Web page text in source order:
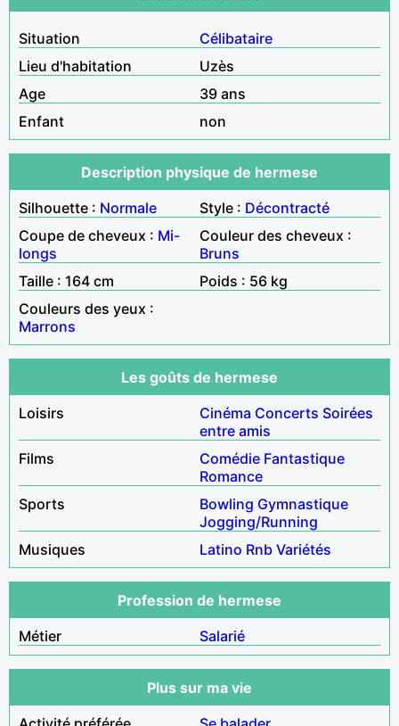
Situation
Célibataire
Lieu d'habitation
Uzès
Age
39 ans
Enfant
non
Description physique de hermese
Silhouette : Normale Style : Décontracté
Coupe de cheveux : Mi-
longs
Couleur des cheveux :
Bruns
Taille : 164 cm
Poids : 56 kg
Couleurs des yeux :
Marrons
Les goûts de hermese
Loisirs
Cinéma Concerts Soirées
entre amis
Films
Comédie Fantastique
Romance
Sports
Bowling Gymnastique
Jogging/Running
Musiques
Latino Rnb Variétés
Profession de hermese
Métier
Salarié
Plus sur ma vie